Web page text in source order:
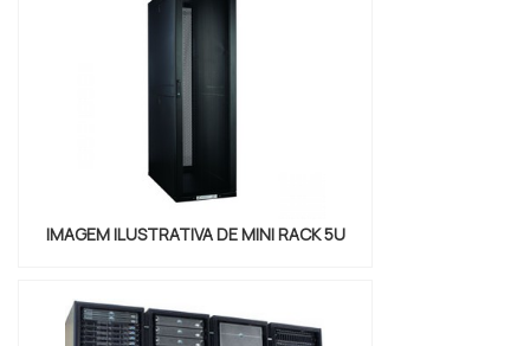
deste primeiro plano, cabe reforçar
façam, sobretudo em seus finais,
IMAGEM ILUSTRATIVA DE MINI RACK 5U